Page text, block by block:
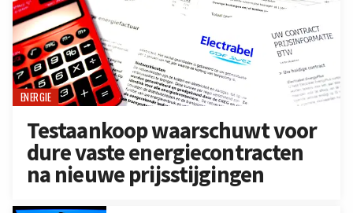
ENERGIE
Testaankoop waarschuwt voor
dure vaste energiecontracten
na nieuwe prijsstijgingen